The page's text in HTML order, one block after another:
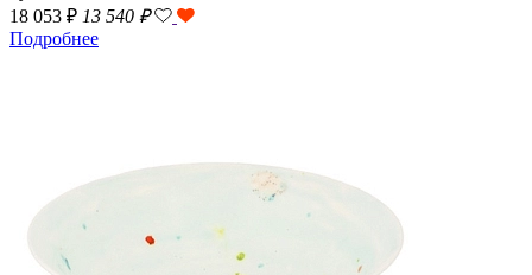
18 053 ₽ 13 540 ₽
Подробнее